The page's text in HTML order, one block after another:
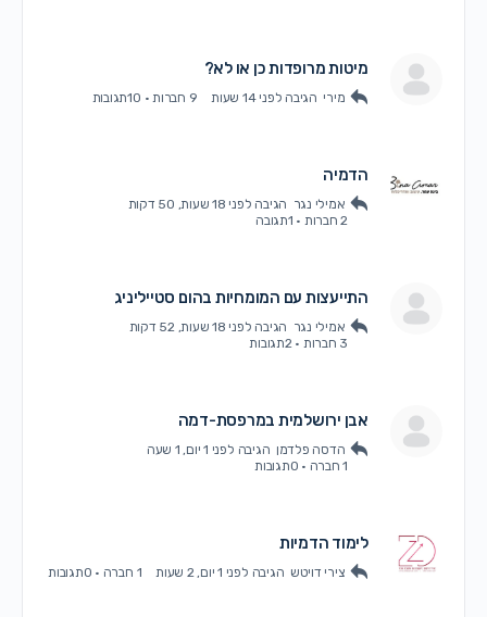
מיטות מרופדות כן או לא?
מירי הגיבהלפני 14 שעות 9 חברות · 10תגובות
הדמיה
אמילי נגר הגיבהלפני 18 שעות, 50 דקות
· 1תגובה
התייעצות עם המומחיות בהום סטייליניג
אמילי נגר הגיבהלפני 18 שעות, 52 דקות
· 2תגובות
אבן ירושלמית במרפסת-דמה
הדסה פלדמן הגיבהלפני 1 יום, 1 שעה
· 0תגובות
לימוד הדמיות
צירי דויטש הגיבהלפני 1 יום, 2 שעות 1 חברה · 0תגובות